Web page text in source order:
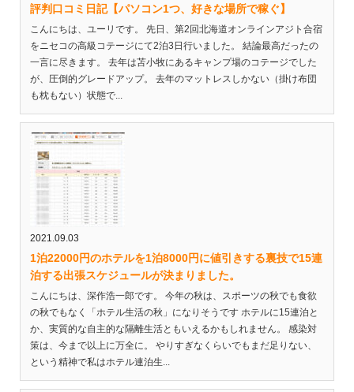
評判口コミ日記【パソコン1つ、好きな場所で稼ぐ】
こんにちは、ユーリです。 先日、第2回北海道オンラインアジト合宿
をニセコの高級コテージにて2泊3日行いました。 結論最高だったの
一言に尽きます。 去年は苫小牧にあるキャンプ場のコテージでした
が、圧倒的グレードアップ。 去年のマットレスしかない（掛け布団
も枕もない）状態で...
2021.09.03
1泊22000円のホテルを1泊8000円に値引きする裏技で15連
泊する出張スケジュールが決まりました。
こんにちは、深作浩一郎です。 今年の秋は、スポーツの秋でも食欲
の秋でもなく「ホテル生活の秋」になりそうです ホテルに15連泊と
か、実質的な自主的な隔離生活ともいえるかもしれません。 感染対
策は、今まで以上に万全に。 やりすぎなくらいでもまだ足りない、
という精神で私はホテル連泊生...